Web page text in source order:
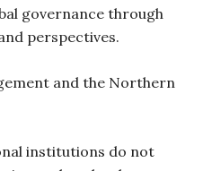
governance through
perspectives.
and the Northern
institutions do not